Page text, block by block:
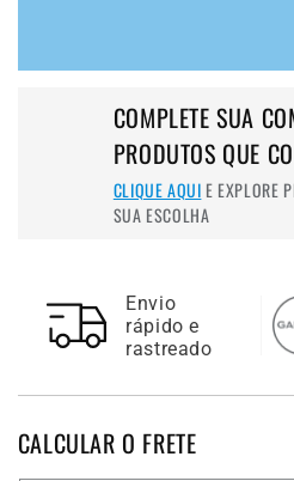
COMPLETE SUA
PRODUTOS QUE
CLIQUE AQUI E EXPLORE
SUA ESCOLHA
Envio
rápido e
rastreado
CALCULAR O FRETE